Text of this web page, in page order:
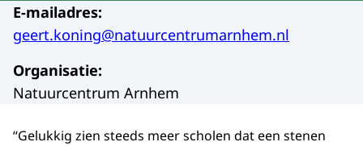
E-mailadres:
geert.koning@natuurcentrumarnhem.nl
Organisatie:
Natuurcentrum Arnhem
“Gelukkig zien steeds meer scholen dat een stenen